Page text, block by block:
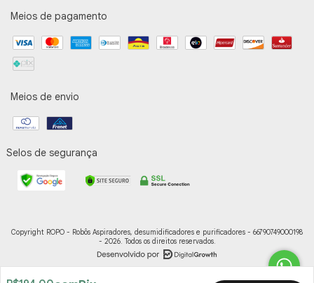
Meios de pagamento
Meios de envio
Selos de segurança
Copyright ROPO - Robôs Aspiradores, desumidificadores e purificadores - 66790749000198
- 2026. Todos os direitos reservados.